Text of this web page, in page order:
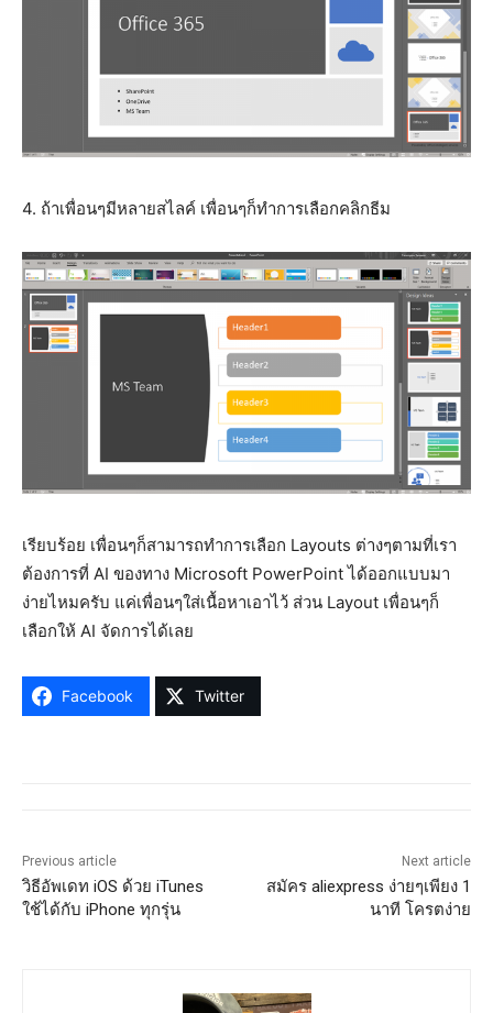
4. ถ้าเพื่อนๆมีหลายสไลค์ เพื่อนๆก็ทำการเลือกคลิกธีม
เรียบร้อย เพื่อนๆก็สามารถทำการเลือก Layouts ต่างๆตามที่เรา
ต้องการที่ AI ของทาง Microsoft PowerPoint ได้ออกแบบมา
ง่ายไหมครับ แค่เพื่อนๆใส่เนื้อหาเอาไว้ ส่วน Layout เพื่อนๆก็
เลือกให้ AI จัดการได้เลย
Facebook Twitter
Previous article
วิธีอัพเดท iOS ด้วย iTunes
ใช้ได้กับ iPhone ทุกรุ่น
Next article
สมัคร aliexpress ง่ายๆเพียง 1
นาที โครตง่าย